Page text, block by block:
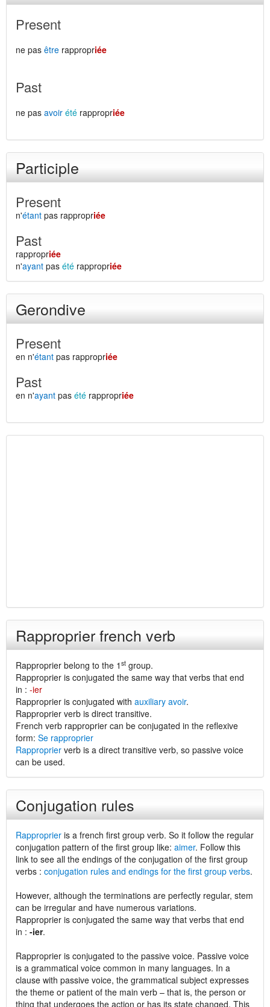
Present
ne pas être rappropriée
Past
ne pas avoir été rappropriée
Participle
Present
n'étant pas rappropriée
Past
rappropriée
n'ayant pas été rappropriée
Gerondive
Present
en n'étant pas rappropriée
Past
en n'ayant pas été rappropriée
Rapproprier french verb
Rapproprier belong to the 1 st group.
Rapproprier is conjugated the same way that verbs that end
in : -ier
Rapproprier is conjugated with auxiliary avoir.
Rapproprier verb is direct transitive.
French verb rapproprier can be conjugated in the reflexive
form: Se rapproprier
Rapproprier verb is a direct transitive verb, so passive voice
can be used.
Conjugation rules
Rapproprier is a french first group verb. So it follow the regular
conjugation pattern of the first group like: aimer. Follow this
link to see all the endings of the conjugation of the first group
verbs : conjugation rules and endings for the first group verbs.
However, although the terminations are perfectly regular, stem
can be irregular and have numerous variations.
Rapproprier is conjugated the same way that verbs that end
in : -ier.
Rapproprier is conjugated to the passive voice. Passive voice
is a grammatical voice common in many languages. In a
clause with passive voice, the grammatical subject expresses
the theme or patient of the main verb – that is, the person or
thing that undergoes the action or has its state changed. This